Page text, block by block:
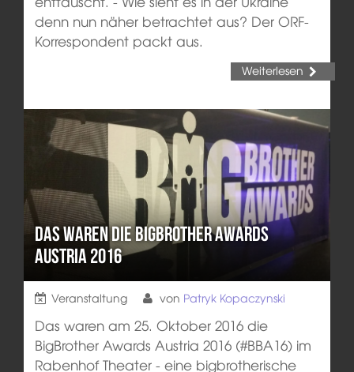
denn nun näher betrachtet aus? Der ORF-
Korrespondent packt aus.
Weiterlesen
Das waren die BigBrother Awards
Austria 2016
Veranstaltung von Patryk Kopaczynski
Das waren am 25. Oktober 2016 die
BigBrother Awards Austria 2016 (#BBA16) im
Rabenhof Theater - eine bigbrotherische